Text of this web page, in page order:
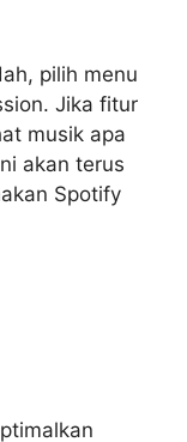
pilih menu
Jika fitur
musik apa
akan terus
Spotify